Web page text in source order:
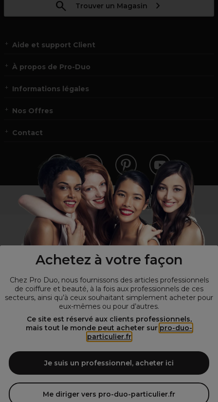
Achetez à votre façon
Chez Pro Duo, nous fournissons des articles professionnels
de coiffure et beauté, à la fois aux professionnels de ces
secteurs, ainsi qu’à ceux souhaitant simplement acheter pour
eux-mêmes ou pour d’autres.
Ce site est réservé aux clients professionnels,
mais tout le monde peut acheter sur pro-duo-
particulier.fr
Je suis un professionnel, acheter ici
Me diriger vers pro-duo-particulier.fr
Trouver un Magasin
Aide et support Client
À propos de Pro-Duo
Informations légales
Nos Offres
Contact
Vous n’êtes pas un professionnel ?
Visitez notre site pour les particuliers!
Spécialiste de la coiffure et de la beauté, nous vous proposons une
large sélection de produits professionnels pour la coiffure et
Duo le fournisseur incontournable des salons de coiffure et instituts
de beauté! Notre gamme de produits s’adresse également à tous ceux
qui sont à la recherche de produits et d'accessoires de coiffure et de
matériel esthétique de qualité.